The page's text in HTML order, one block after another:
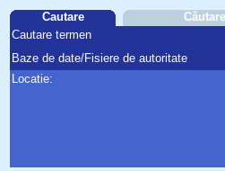
Cautare
Cautare termen
Baze de date/Fisiere de autoritate
Locatie: